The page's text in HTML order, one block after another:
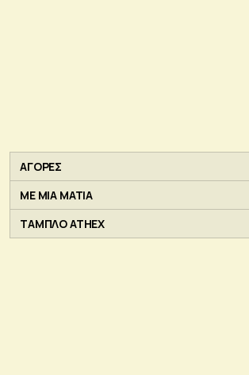
ΑΓΟΡΕΣ
ΜΕ ΜΙΑ ΜΑΤΙΑ
ΤΑΜΠΛΟ ATHEX